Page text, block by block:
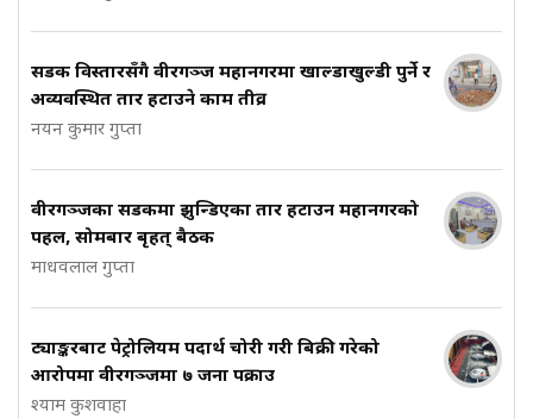
सडक विस्तारसँगै वीरगञ्ज महानगरमा खाल्डाखुल्डी पुर्ने र
अव्यवस्थित तार हटाउने काम तीव्र
नयन कुमार गुप्ता
वीरगञ्जका सडकमा झुन्डिएका तार हटाउन महानगरको
पहल, सोमबार बृहत् बैठक
माधवलाल गुप्ता
ट्याङ्करबाट पेट्रोलियम पदार्थ चोरी गरी बिक्री गरेको
आरोपमा वीरगञ्जमा ७ जना पक्राउ
श्याम कुशवाहा